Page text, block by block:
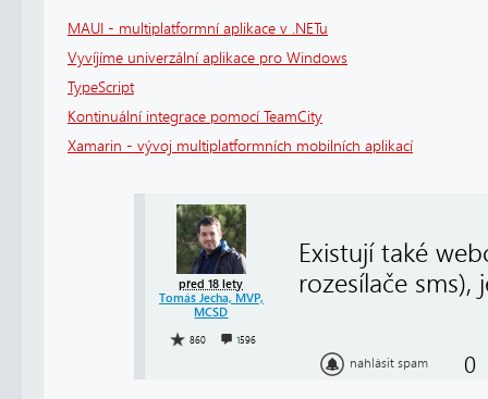
MAUI - multiplatformní aplikace v .NETu
Vyvíjíme univerzální aplikace pro Windows
TypeScript
Kontinuální integrace pomocí TeamCity
Xamarin - vývoj multiplatformních mobilních aplikací
před 18 lety
Tomáš Jecha, MVP,
MCSD
860 1596
Existují také
rozesílače
nahlásit spam 0